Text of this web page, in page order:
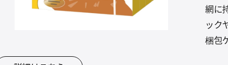
網に
ック
梱包